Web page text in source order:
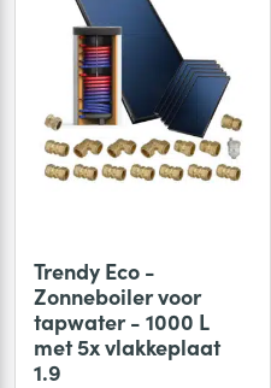
Trendy Eco -
Zonneboiler voor
tapwater - 1000 L
met 5x vlakkeplaat
1.9